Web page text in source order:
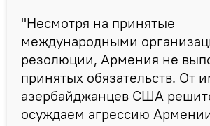
"Несмотря на принятые
международными
резолюции, Армения не
принятых обязательств. От
азербайджанцев США
осуждаем агрессию